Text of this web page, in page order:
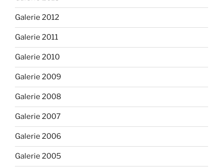
Galerie 2012
Galerie 2011
Galerie 2010
Galerie 2009
Galerie 2008
Galerie 2007
Galerie 2006
Galerie 2005